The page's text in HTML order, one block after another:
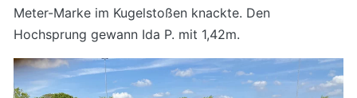
Meter-Marke im Kugelstoßen knackte. Den
Hochsprung gewann Ida P. mit 1,42m.